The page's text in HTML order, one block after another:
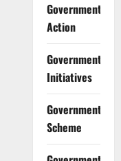
Government
Action
Government
Initiatives
Government
Scheme